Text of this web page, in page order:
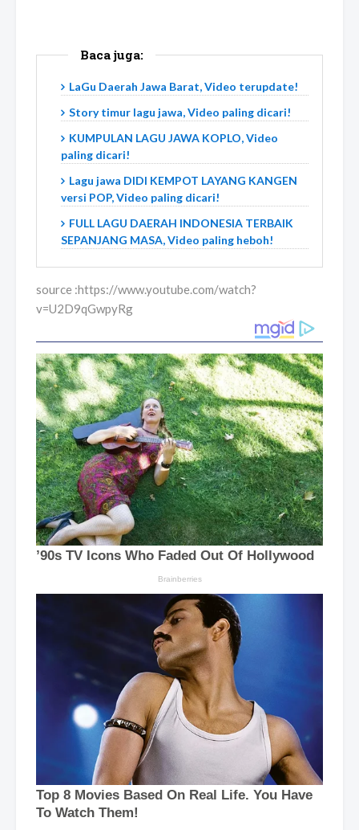
Baca juga:
LaGu Daerah Jawa Barat, Video terupdate!
Story timur lagu jawa, Video paling dicari!
KUMPULAN LAGU JAWA KOPLO, Video
paling dicari!
Lagu jawa DIDI KEMPOT LAYANG KANGEN
versi POP, Video paling dicari!
FULL LAGU DAERAH INDONESIA TERBAIK
SEPANJANG MASA, Video paling heboh!
source :https://www.youtube.com/watch?
v=U2D9qGwpyRg